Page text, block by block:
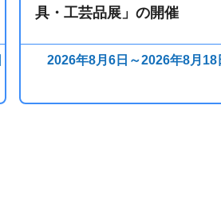
具・工芸品展」の開催
2026年8月6日～2026年8月18